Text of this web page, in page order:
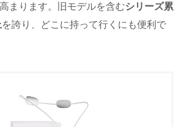
まります。旧モデルを含むシリーズ累
を誇り、どこに持って行くにも便利で